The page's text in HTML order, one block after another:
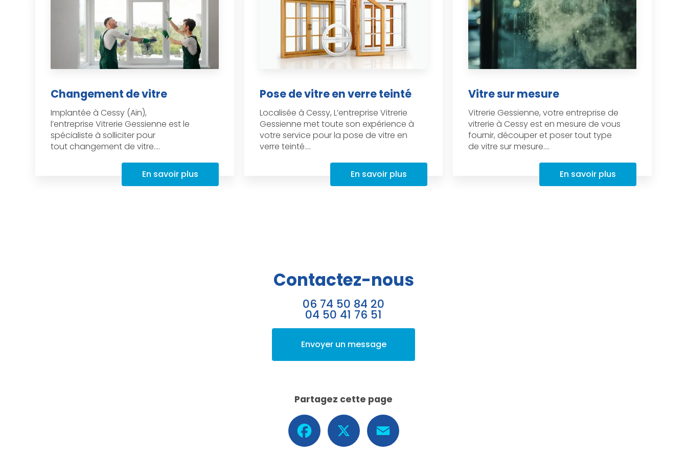
Changement de vitre
Implantée à Cessy (Ain),
l’entreprise Vitrerie Gessienne est le
spécialiste à solliciter pour
tout changement de vitre....
En savoir plus
Pose de vitre en verre teinté
Localisée à Cessy, L’entreprise Vitrerie
Gessienne met toute son expérience à
votre service pour la pose de vitre en
verre teinté....
En savoir plus
Vitre sur mesure
Vitrerie Gessienne, votre entreprise de
vitrerie à Cessy est en mesure de vous
fournir, découper et poser tout type
de vitre sur mesure....
En savoir plus
Contactez-nous
06 74 50 84 20
04 50 41 76 51
Envoyer un message
Partagez cette page
Facebook